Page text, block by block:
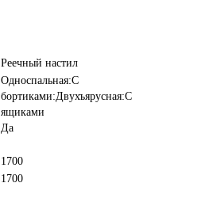
Реечный настил
Односпальная:С
бортиками:Двухъярусная:С
ящиками
Да
1700
1700